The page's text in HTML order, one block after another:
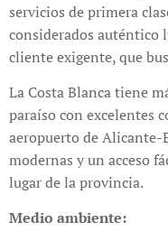
servicios de primera
considerados auténtico
cliente exigente, que
La Costa Blanca tiene
paraíso con excelentes
aeropuerto de Alicante-
modernas y un acceso
lugar de la provincia.
Medio ambiente: